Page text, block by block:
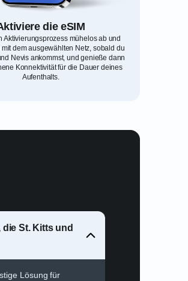
die eSIM
Aktivierungsprozess mühelos ab und
dem ausgewählten Netz, sobald du
Nevis ankommst, und genieße dann
Konnektivität für die Dauer deines
Aufenthalts.
die St. Kitts und
Lösung für